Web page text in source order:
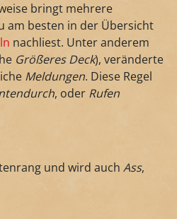
bringt mehrere
am besten in der Übersicht
nachliest. Unter anderem
Größeres Deck), veränderte
Meldungen. Diese Regel
, oder Rufen
und wird auch Ass,